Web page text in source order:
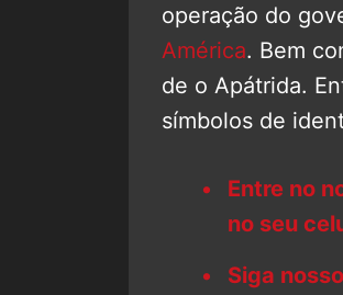
operação do
América. Bem
de o Apátrida.
símbolos de
Entre no
no seu
Siga